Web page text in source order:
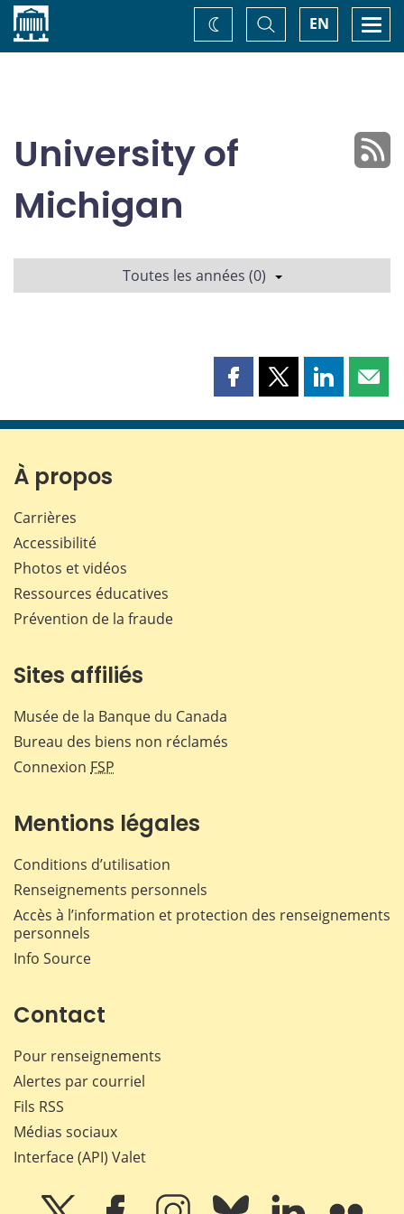
Accueil EN
Basculer
la
recherche
Changez
de
University of
Michigan
Toutes les années (0)
Partager
page
Partager
page
Partager
page page
À propos
Carrières
Accessibilité
Photos et vidéos
Ressources éducatives
Prévention de la fraude
Sites affiliés
Musée de la Banque du Canada
Bureau des biens non réclamés
Connexion FSP
Mentions légales
Conditions d’utilisation
Renseignements personnels
Accès à l’information et protection des renseignements
personnels
Info Source
Contact
Pour renseignements
Alertes par courriel
Fils RSS
Médias sociaux
Interface (API) Valet